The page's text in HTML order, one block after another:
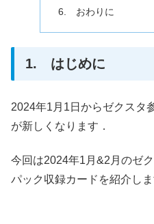
6. おわりに
1. はじめに
2024年1月1日からゼクスタ
が新しくなります．
今回は2024年1月&2月のゼ
パック収録カードを紹介しま